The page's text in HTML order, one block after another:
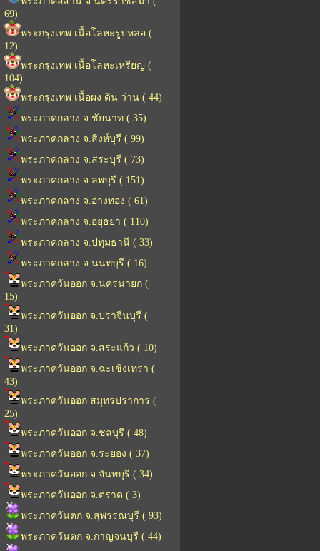
69)
พระกรุงเทพ เนื้อโลหะรูปหล่อ (
12)
พระกรุงเทพ เนื้อโลหะเหรียญ (
104)
พระกรุงเทพ เนื้อผง ดิน ว่าน ( 44)
พระภาคกลาง จ.ชัยนาท ( 35)
พระภาคกลาง จ.สิงห์บุรี ( 99)
พระภาคกลาง จ.สระบุรี ( 73)
พระภาคกลาง จ.ลพบุรี ( 151)
พระภาคกลาง จ.อ่างทอง ( 61)
พระภาคกลาง จ.อยุธยา ( 110)
พระภาคกลาง จ.ปทุมธานี ( 33)
พระภาคกลาง จ.นนทบุรี ( 16)
พระภาควันออก จ.นครนายก (
15)
พระภาควันออก จ.ปราจีนบุรี (
31)
พระภาควันออก จ.สระแก้ว ( 10)
พระภาควันออก จ.ฉะเชิงเทรา (
43)
พระภาควันออก สมุทรปราการ (
25)
พระภาควันออก จ.ชลบุรี ( 48)
พระภาควันออก จ.ระยอง ( 37)
พระภาควันออก จ.จันทบุรี ( 34)
พระภาควันออก จ.ตราด ( 3)
พระภาควันตก จ.สุพรรณบุรี ( 93)
พระภาควันตก จ.กาญจนบุรี ( 44)